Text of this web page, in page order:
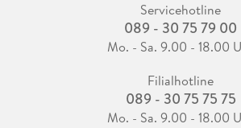
Servicehotline
089 - 30 75 79 00
Mo. - Sa. 9.00 - 18.00
Filialhotline
089 - 30 75 75 75
Mo. - Sa. 9.00 - 18.00